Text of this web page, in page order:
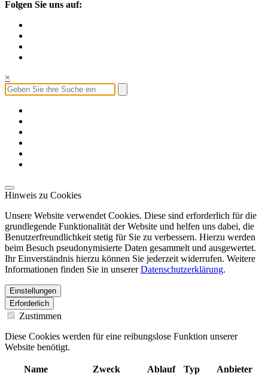
Folgen Sie uns auf:
×
Hinweis zu Cookies
Unsere Website verwendet Cookies. Diese sind erforderlich für die
grundlegende Funktionalität der Website und helfen uns dabei, die
Benutzerfreundlichkeit stetig für Sie zu verbessern. Hierzu werden
beim Besuch pseudonymisierte Daten gesammelt und ausgewertet.
Ihr Einverständnis hierzu können Sie jederzeit widerrufen. Weitere
Informationen finden Sie in unsererDatenschutzerklärung.
Einstellungen
Erforderlich
Zustimmen
Diese Cookies werden für eine reibungslose Funktion unserer
Website benötigt.
Name Zweck Ablauf Typ Anbieter